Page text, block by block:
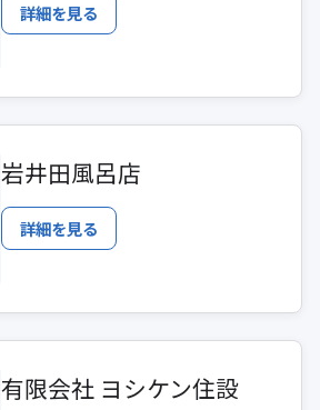
詳細を見る
岩井田風呂店
詳細を見る
有限会社 ヨシケン住設